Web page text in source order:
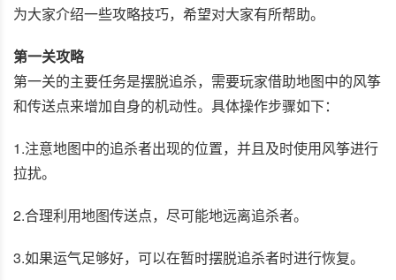
为大家介绍一些攻略技巧，希望对大家有所帮助。
第一关攻略
第一关的主要任务是摆脱追杀，需要玩家借助地图中的风筝
和传送点来增加自身的机动性。具体操作步骤如下：
1.注意地图中的追杀者出现的位置，并且及时使用风筝进行
拉扰。
2.合理利用地图传送点，尽可能地远离追杀者。
3.如果运气足够好，可以在暂时摆脱追杀者时进行恢复。